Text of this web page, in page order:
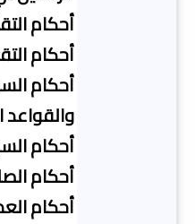
أحكام
أحكام
أحكام
والقواعد
أحكام
أحكام
أحكام